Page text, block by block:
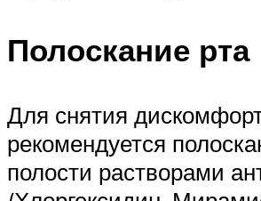
Полоскание рта
Для снятия
рекомендуется
полости растворами